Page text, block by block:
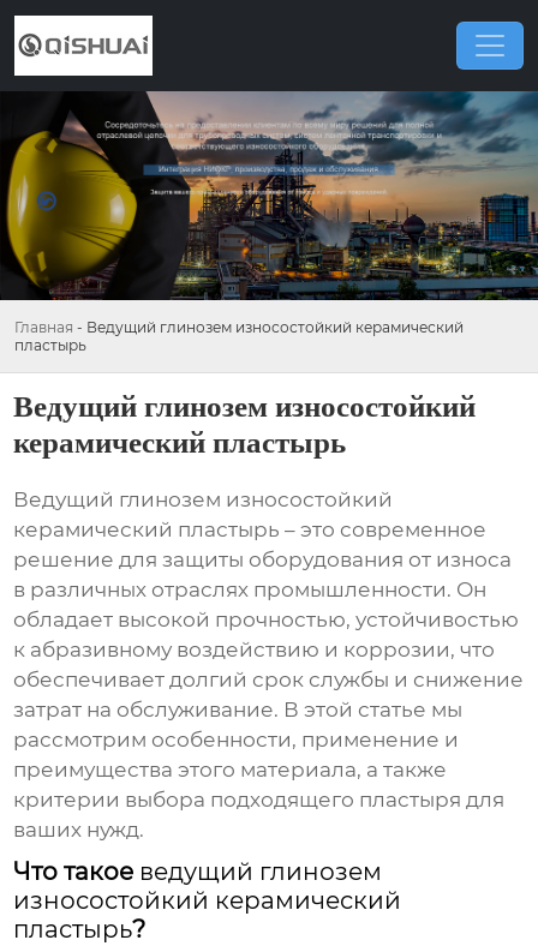
Главная - Ведущий глинозем износостойкий керамический
пластырь
Ведущий глинозем износостойкий
керамический пластырь
Ведущий глинозем износостойкий
керамический пластырь – это современное
решение для защиты оборудования от износа
в различных отраслях промышленности. Он
обладает высокой прочностью, устойчивостью
к абразивному воздействию и коррозии, что
обеспечивает долгий срок службы и снижение
затрат на обслуживание. В этой статье мы
рассмотрим особенности, применение и
преимущества этого материала, а также
критерии выбора подходящего пластыря для
ваших нужд.
Что такое ведущий глинозем
износостойкий керамический
пластырь?